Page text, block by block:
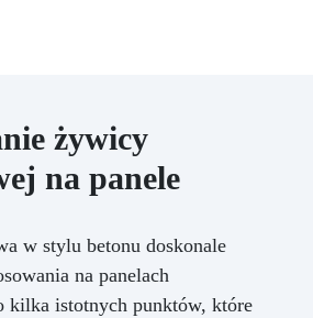
żywicy
na panele
w stylu betonu doskonale
na panelach
kilka istotnych punktów, które